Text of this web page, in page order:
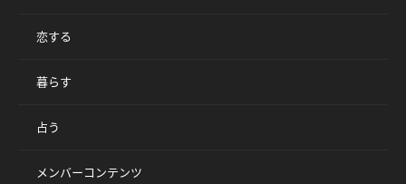
恋する
暮らす
占う
メンバーコンテンツ